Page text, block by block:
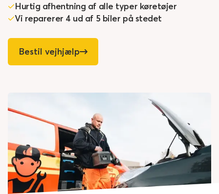
Hurtig afhentning af alle typer køretøjer
Vi reparerer 4 ud af 5 biler på stedet
Bestil vejhjælp